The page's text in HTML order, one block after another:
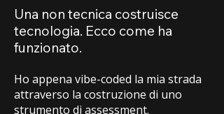
Una non tecnica costruisce
tecnologia. Ecco come ha
funzionato.
Ho appena vibe-coded la mia strada
attraverso la costruzione di uno
strumento di assessment.